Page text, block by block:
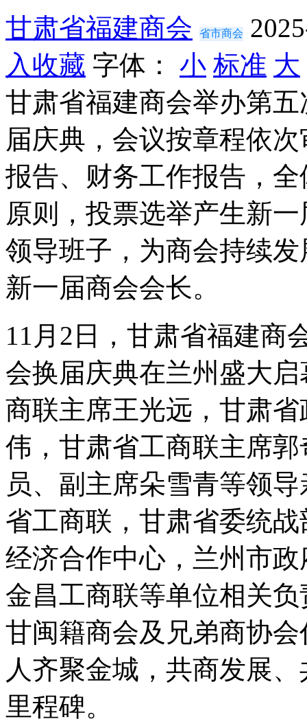
甘肃省福建商会 省市商会
入收藏 字体： 小 标准 大
甘肃省福建商会举办第
届庆典，会议按章程依
报告、财务工作报告，
原则，投票选举产生新
领导班子，为商会持续
新一届商会会长。
11月2日，甘肃省福建商
会换届庆典在兰州盛大
商联主席王光远，甘肃
伟，甘肃省工商联主席
员、副主席朵雪青等领
省工商联，甘肃省委统
经济合作中心，兰州市
金昌工商联等单位相关
甘闽籍商会及兄弟商协
人齐聚金城，共商发展
里程碑。